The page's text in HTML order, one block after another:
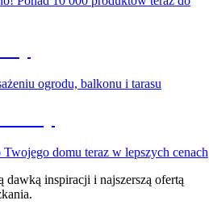
ogrodu, balkonu i tarasu
domu teraz w lepszych cenach
dawką inspiracji i najszerszą ofertą